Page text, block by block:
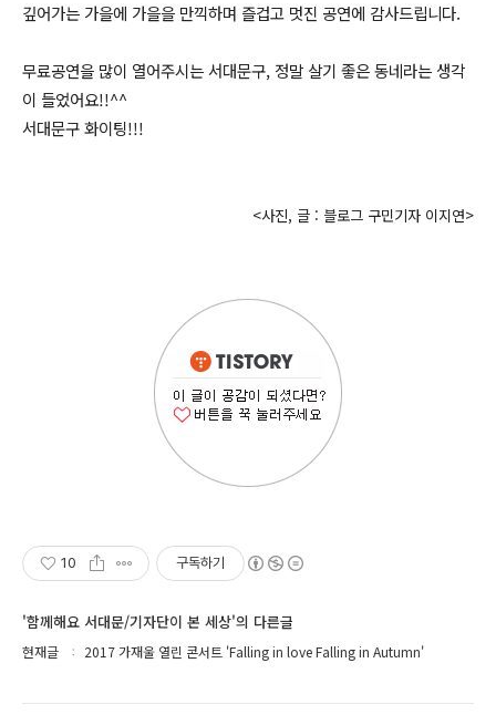
깊어가는 가을에 가을을 만끽하며 즐겁고 멋진 공연에 감사드립니다.
무료공연을 많이 열어주시는 서대문구, 정말 살기 좋은 동네라는 생각
이 들었어요!!^^
서대문구 화이팅!!!
<사진, 글 : 블로그 구민기자 이지연>
10 구독하기
'함께해요 서대문/기자단이 본 세상'의 다른글
현재글 2017 가재울 열린 콘서트 'Falling in love Falling in Autumn'